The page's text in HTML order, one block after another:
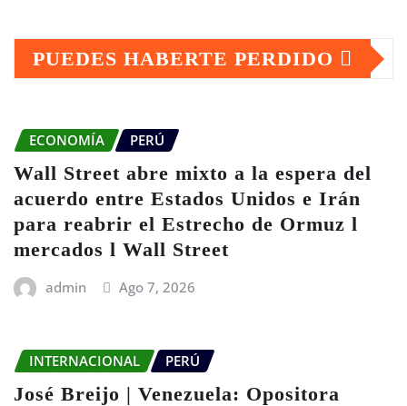
PUEDES HABERTE PERDIDO
ECONOMÍA PERÚ
Wall Street abre mixto a la espera del
acuerdo entre Estados Unidos e Irán
para reabrir el Estrecho de Ormuz l
mercados l Wall Street
admin Ago 7, 2026
INTERNACIONAL PERÚ
José Breijo | Venezuela: Opositora